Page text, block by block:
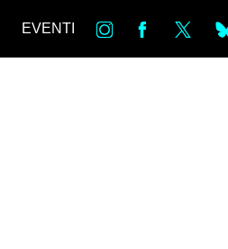
EVENTI in